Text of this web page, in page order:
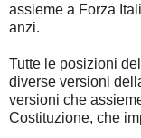
assieme a Forza
anzi.
Tutte le posizioni
diverse versioni
versioni che
Costituzione, che